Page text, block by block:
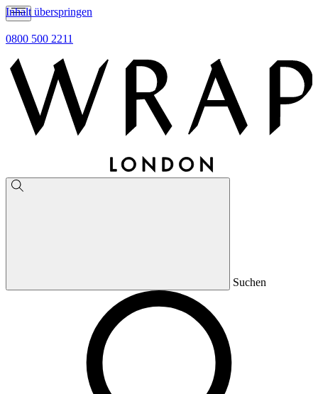
Inhalt überspringen
0800 500 2211
Suchen